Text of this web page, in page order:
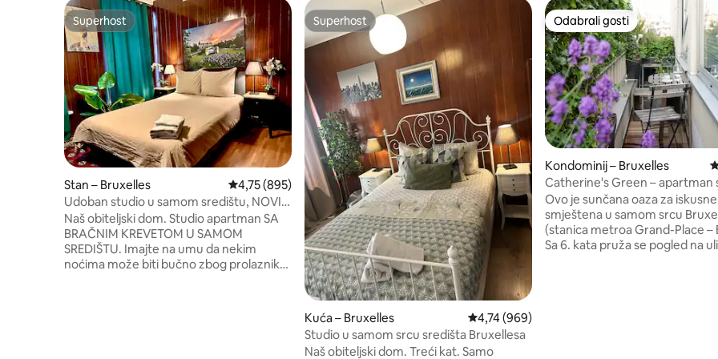
Superhost
Superhost
Stan – Bruxelles Prosječna ocjena: 4,75/5, recenzija: 895
4,75 (895)
Udoban studio u samom središtu, NOVI
TV, sofa.
Naš obiteljski dom. Studio apartman SA
BRAČNIM KREVETOM U SAMOM
SREDIŠTU. Imajte na umu da nekim
noćima može biti bučno zbog prolaznika.
Superhost
Superhost
Kuća – Bruxelles Prosječna ocjena: 4,74/5, recenzija: 969
4,74 (969)
Studio u samom srcu središta Bruxellesa
Naš obiteljski dom. Treći kat. Samo
Odabrali gosti
Odabrali gosti
Kondominij – Bruxelles
Catherine's Green – apartman
balkonom u blizini Grand Placea
Ovo je sunčana oaza za
smještena u samom srcu
(stanica metroa Grand-Place –
Sa 6. kata pruža se pogled na